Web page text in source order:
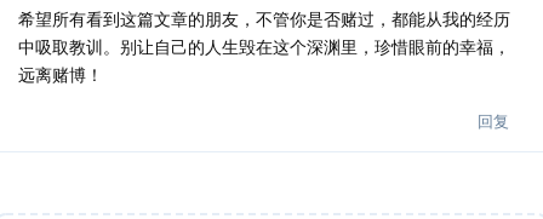
希望所有看到这篇文章的朋友，不管你是否赌过，都能从我的经历
中吸取教训。别让自己的人生毁在这个深渊里，珍惜眼前的幸福，
远离赌博！
回复